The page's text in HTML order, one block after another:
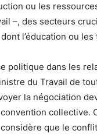
ou les
–, des secteurs
l’éducation ou
politique dans les
du Travail de
la négociation
collective.
que le